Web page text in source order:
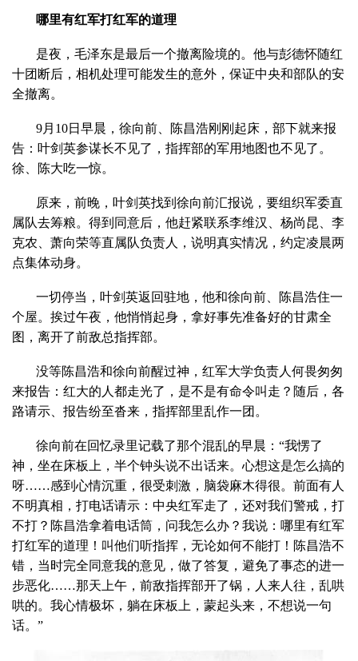
哪里有红军打红军的道理
是夜，毛泽东是最后一个撤离险境的。他与彭德怀随红
十团断后，相机处理可能发生的意外，保证中央和部队的安
全撤离。
9月10日早晨，徐向前、陈昌浩刚刚起床，部下就来报
告：叶剑英参谋长不见了，指挥部的军用地图也不见了。
徐、陈大吃一惊。
原来，前晚，叶剑英找到徐向前汇报说，要组织军委直
属队去筹粮。得到同意后，他赶紧联系李维汉、杨尚昆、李
克农、萧向荣等直属队负责人，说明真实情况，约定凌晨两
点集体动身。
一切停当，叶剑英返回驻地，他和徐向前、陈昌浩住一
个屋。挨过午夜，他悄悄起身，拿好事先准备好的甘肃全
图，离开了前敌总指挥部。
没等陈昌浩和徐向前醒过神，红军大学负责人何畏匆匆
来报告：红大的人都走光了，是不是有命令叫走？随后，各
路请示、报告纷至沓来，指挥部里乱作一团。
徐向前在回忆录里记载了那个混乱的早晨：“我愣了
神，坐在床板上，半个钟头说不出话来。心想这是怎么搞的
呀……感到心情沉重，很受刺激，脑袋麻木得很。前面有人
不明真相，打电话请示：中央红军走了，还对我们警戒，打
不打？陈昌浩拿着电话筒，问我怎么办？我说：哪里有红军
打红军的道理！叫他们听指挥，无论如何不能打！陈昌浩不
错，当时完全同意我的意见，做了答复，避免了事态的进一
步恶化……那天上午，前敌指挥部开了锅，人来人往，乱哄
哄的。我心情极坏，躺在床板上，蒙起头来，不想说一句
话。”